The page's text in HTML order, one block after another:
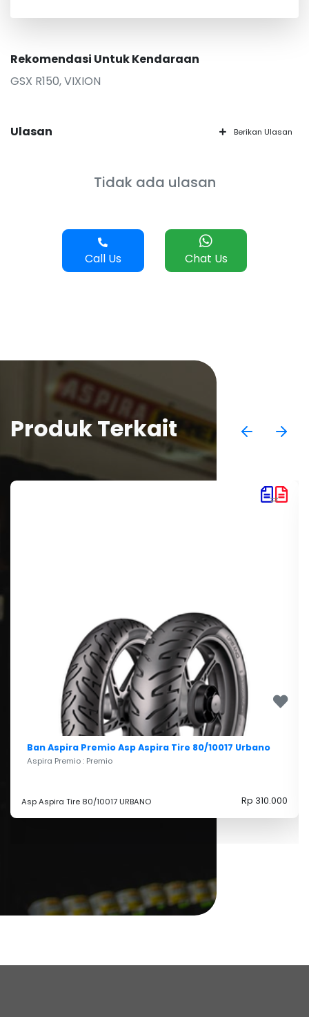
Rekomendasi Untuk Kendaraan
GSX R150, VIXION
Ulasan Berikan Ulasan
Tidak ada ulasan
Call Us Chat Us
Produk Terkait
Asp Aspira Tire 80/10017 Urbano
URBANO
Ban Pirelli
120/70-17M/CTL